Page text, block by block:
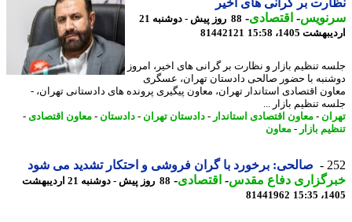
بر گرانی های اخیر
-اقتصادی-
88 روز پیش - دوشنبه 21
1405، 15:58
81442121
تنظیم بازار و نظارت بر گرانی های اخیر، امروز
با حضور صالحی دادستان تهران، عسگری
اقتصادی استاندار تهران، معاون پیگیری پرونده های دادستانی تهران، -
تنظیم بازار ...
- معاون اقتصادی استاندار-دادستان تهران- دادستان-معاون اقتصادی-
بازار - معاون
صالحی: برخورد با گران فروشی و احتکار تشدید می شود
دفاع مقدس-اقتصادی-
88 روز پیش - دوشنبه 21 اردیبهشت
81441962